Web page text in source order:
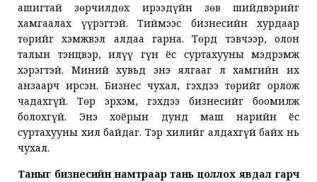
ашигтай зөрчилдөх ирээдүйн зөв шийдвэрийг
хамгаалах үүрэгтэй. Тиймээс бизнесийн хурдаар
төрийг хэмжвэл алдаа гарна. Төрд тэвчээр, олон
талын тэнцвэр, илүү гүн ёс суртахууны мэдрэмж
хэрэгтэй. Миний хувьд энэ ялгааг л хамгийн их
анзаарч ирсэн. Бизнес чухал, гэхдээ төрийг орлож
чадахгүй. Төр эрхэм, гэхдээ бизнесийг боомилж
болохгүй. Энэ хоёрын дунд маш нарийн ёс
суртахууны хил байдаг. Тэр хилийг алдахгүй байх нь
чухал.
Таныг бизнесийн намтраар тань цоллох явдал гарч